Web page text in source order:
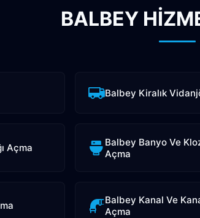
BALBEY
Balbey Kiralık
Açma
Balbey Banyo Ve
Açma
Balbey Kanal Ve
Açma